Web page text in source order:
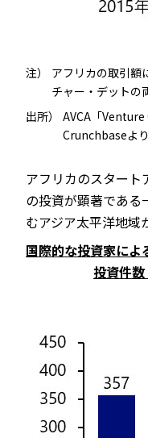
注）
アフリカの取引額
チャー・デットの
出所）
AVCA「
Crunchbaseよ
アフリカのスタート
の投資が顕著である
むアジア太平洋地域
国際的な投資家によ
投資件数